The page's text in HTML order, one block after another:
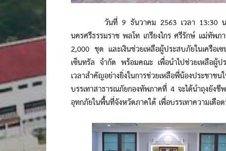
วันที่ 9 ธันวาคม 2563 เวลา 13:30 น ที่ก
นครศรีธรรมราช พลโท เกรียงไกร ศรีรักษ์ แม่ทัพ
2,000 ชุด และเงินช่วยเหลือผู้ประสบภัยในเครื
เซ็นทรัล จำกัด พร้อมคณะ เพื่อนำไปช่วยเหลือผู้
เวลาสำคัญอย่างยิ่งในการช่วยเหลือพี่น้องประ
บรรเทาสาธารณภัยกองทัพภาคที่ 4 จะได้นำถุงยัง
อุทกภัยในพื้นที่จังหวัดภาคใต้ เพื่อบรรเทาความเดือ